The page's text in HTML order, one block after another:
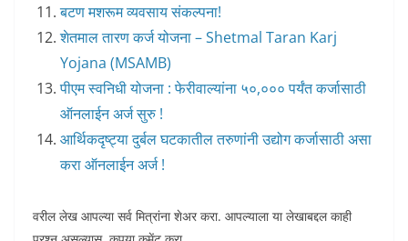
बटण मशरूम व्यवसाय संकल्पना!
शेतमाल तारण कर्ज योजना – Shetmal Taran Karj
Yojana (MSAMB)
पीएम स्वनिधी योजना : फेरीवाल्यांना ५०,००० पर्यंत कर्जासाठी
ऑनलाईन अर्ज सुरु !
आर्थिकदृष्ट्या दुर्बल घटकातील तरुणांनी उद्योग कर्जासाठी असा
करा ऑनलाईन अर्ज !
वरील लेख आपल्या सर्व मित्रांना शेअर करा. आपल्याला या लेखाबद्दल काही